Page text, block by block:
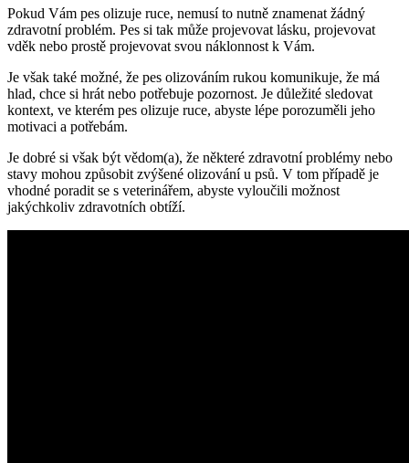
Pokud Vám pes olizuje ruce, nemusí to ‍nutně znamenat žádný
zdravotní problém. Pes si tak‌ může​ projevovat lásku, projevovat
vděk nebo prostě projevovat ‌svou náklonnost k Vám.
Je však také možné, že ⁤pes olizováním rukou komunikuje, že má
hlad, chce si ‌hrát nebo potřebuje pozornost. Je důležité ​sledovat
kontext,⁢ ve kterém pes‌ olizuje ruce, abyste lépe‌ porozuměli jeho
motivaci a⁣ potřebám.
Je dobré ⁢si však být vědom(a),​ že některé zdravotní problémy nebo
stavy mohou způsobit zvýšené ‍olizování u psů. V tom případě je
vhodné poradit se‌ s ⁣veterinářem, abyste ⁢vyloučili možnost
jakýchkoliv⁢ zdravotních obtíží.